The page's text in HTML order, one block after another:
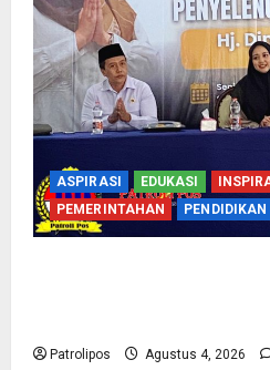
ASPIRASI EDUKASI
PEMERINTAHAN
PENDIDIKAN
Patrolipos Agustus 4, 2026